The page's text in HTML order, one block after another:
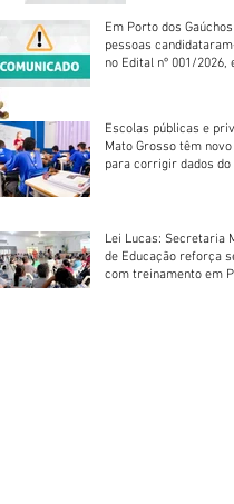
Em Porto dos
pessoas
no Edital nº 001/2026,
Escolas públicas e
Mato Grosso têm
para corrigir dados do
Lei Lucas: Secretaria
de Educação reforça
com treinamento em